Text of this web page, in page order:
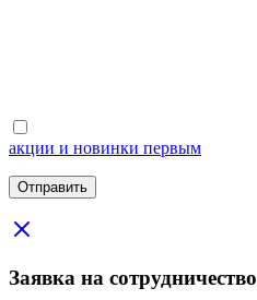
акции и новинки первым
Заявка на сотрудничество